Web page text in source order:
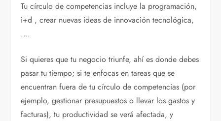
Tu círculo de competencias incluye la programación,
i+d , crear nuevas ideas de innovación tecnológica,
….
Si quieres que tu negocio triunfe, ahí es donde debes
pasar tu tiempo; si te enfocas en tareas que se
encuentran fuera de tu círculo de competencias (por
ejemplo, gestionar presupuestos o llevar los gastos y
facturas), tu productividad se verá afectada, y